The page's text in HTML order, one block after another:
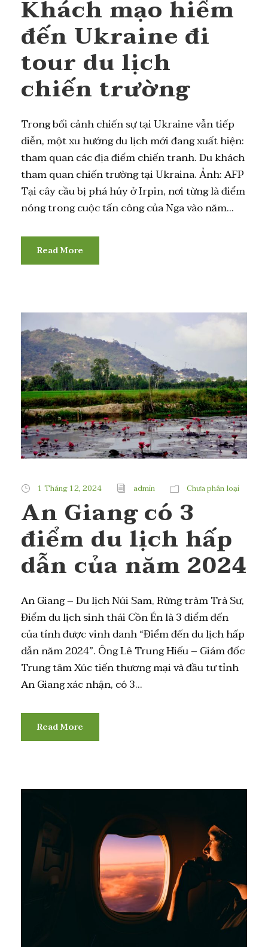
Khách mạo hiểm
đến Ukraine đi
tour du lịch
chiến trường
Trong bối cảnh chiến sự tại Ukraine vẫn tiếp
diễn, một xu hướng du lịch mới đang xuất hiện:
tham quan các địa điểm chiến tranh. Du khách
tham quan chiến trường tại Ukraina. Ảnh: AFP
Tại cây cầu bị phá hủy ở Irpin, nơi từng là điểm
nóng trong cuộc tấn công của Nga vào năm...
Read More
1 Tháng 12, 2024 admin Chưa phân loại
An Giang có 3
điểm du lịch hấp
dẫn của năm 2024
An Giang – Du lịch Núi Sam, Rừng tràm Trà Sư,
Điểm du lịch sinh thái Cồn Én là 3 điểm đến
của tỉnh được vinh danh “Điểm đến du lịch hấp
dẫn năm 2024”. Ông Lê Trung Hiếu – Giám đốc
Trung tâm Xúc tiến thương mại và đầu tư tỉnh
An Giang xác nhận, có 3...
Read More